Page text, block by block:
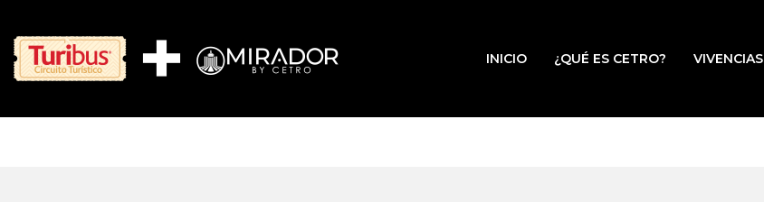
INICIO ¿QUÉ ES CETRO? VIVENCIAS